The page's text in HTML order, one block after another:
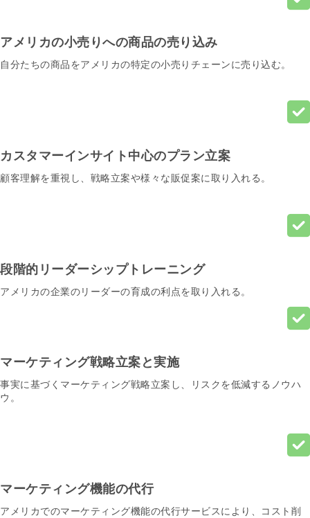
アメリカの小売りへの商品の売り込み
自分たちの商品をアメリカの特定の小売りチェーンに売り込む。
カスタマーインサイト中心のプラン立案
顧客理解を重視し、戦略立案や様々な販促案に取り入れる。
段階的リーダーシップトレーニング
アメリカの企業のリーダーの育成の利点を取り入れる。
マーケティング戦略立案と実施
事実に基づくマーケティング戦略立案し、リスクを低減するノウハ
ウ。
マーケティング機能の代行
アメリカでのマーケティング機能の代行サービスにより、コスト削